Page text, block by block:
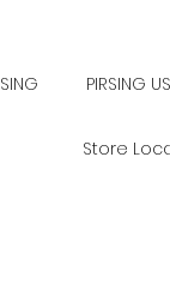
PIRSING
Store